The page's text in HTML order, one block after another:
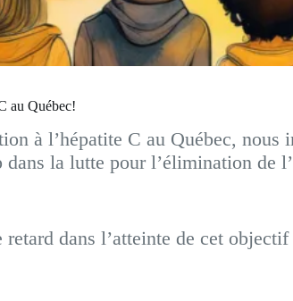
au Québec!
à l’hépatite C au Québec, nous
la lutte pour l’élimination de
dans l’atteinte de cet